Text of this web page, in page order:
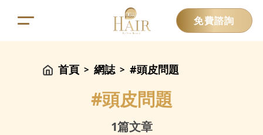
免費諮詢
首頁 > 網誌 > #頭皮問題
#頭皮問題
1篇文章